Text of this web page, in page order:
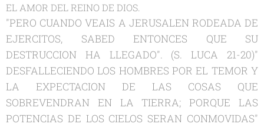
EL AMOR DEL REINO DE DIOS.
"PERO CUANDO VEAIS A JERUSALEN RODEADA DE
EJERCITOS, SABED ENTONCES QUE SU
DESTRUCCION HA LLEGADO". (S. LUCA 21-20)"
DESFALLECIENDO LOS HOMBRES POR EL TEMOR Y
LA EXPECTACION DE LAS COSAS QUE
SOBREVENDRAN EN LA TIERRA; PORQUE LAS
POTENCIAS DE LOS CIELOS SERAN CONMOVIDAS"